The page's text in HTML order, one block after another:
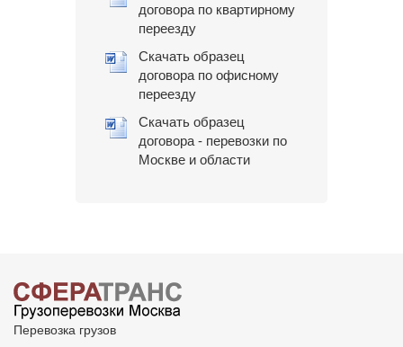
договора по квартирному
переезду
Скачать образец
договора по офисному
переезду
Скачать образец
договора - перевозки по
Москве и области
Перевозка грузов